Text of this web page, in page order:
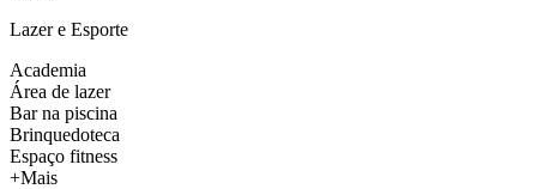
Lazer e Esporte
Academia
Área de lazer
Bar na piscina
Brinquedoteca
Espaço fitness
+Mais